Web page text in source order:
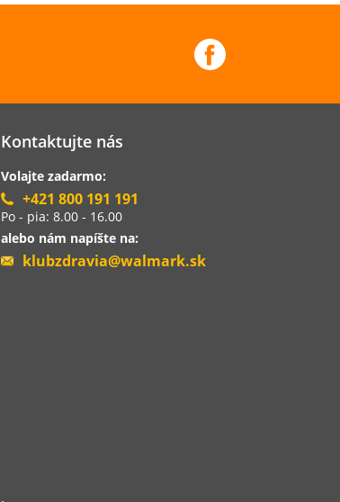
Kontaktujte nás
Volajte zadarmo:
+421 800 191 191
Po - pia: 8.00 - 16.00
alebo nám napíšte na:
klubzdravia@walmark.sk